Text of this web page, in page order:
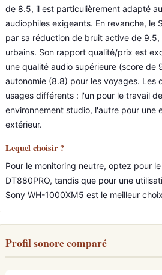
de 8.5, il est particulièrement adapté
audiophiles exigeants. En revanche, le
par sa réduction de bruit active de
urbains. Son rapport qualité/prix est
une qualité audio supérieure (score de
autonomie (8.8) pour les voyages. Les
usages différents : l'un pour le travail
environnement studio, l'autre pour une
extérieur.
Lequel choisir ?
Pour le monitoring neutre, optez pour
DT880PRO, tandis que pour une
Sony WH-1000XM5 est le meilleur
Profil sonore comparé